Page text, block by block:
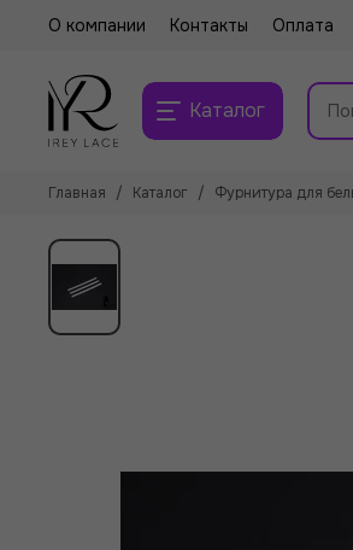
О компании Контакты Оплата
Каталог
Главная Каталог Фурнитура для